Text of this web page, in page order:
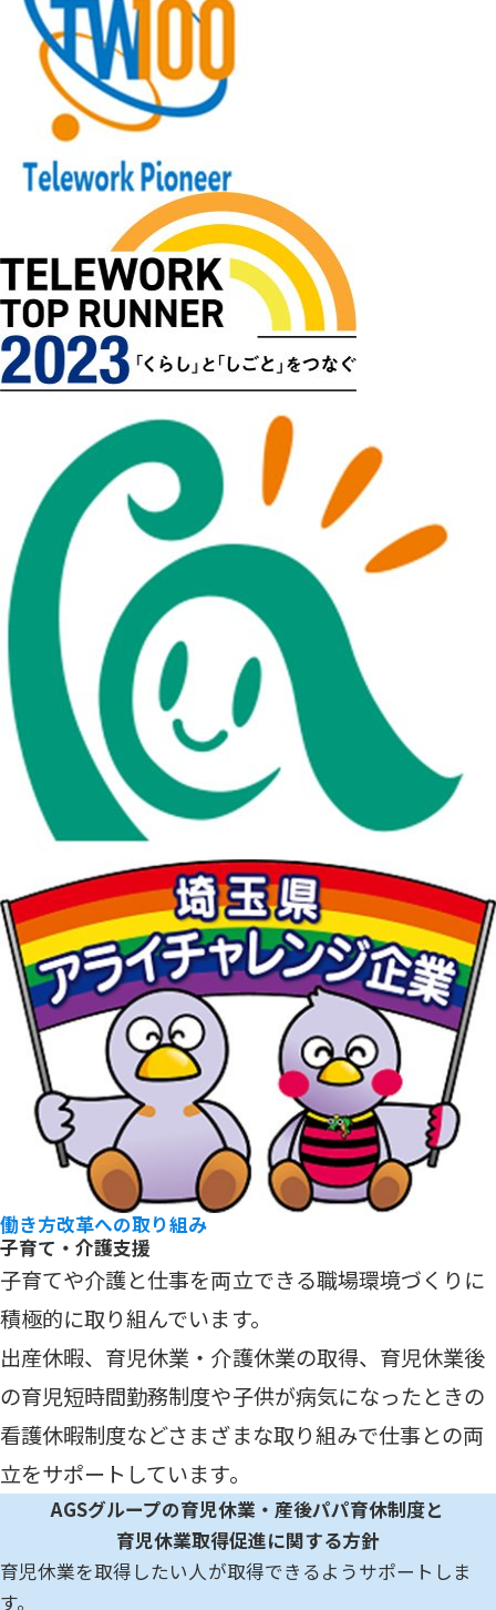
働き方改革への取り組み
子育て・介護支援
子育てや介護と仕事を両立できる職場環境づくりに
積極的に取り組んでいます。
出産休暇、育児休業・介護休業の取得、育児休業後
の育児短時間勤務制度や子供が病気になったときの
看護休暇制度などさまざまな取り組みで仕事との両
立をサポートしています。
AGSグループの育児休業・産後パパ育休制度と
育児休業取得促進に関する方針
育児休業を取得したい人が取得できるようサポートしま
す。